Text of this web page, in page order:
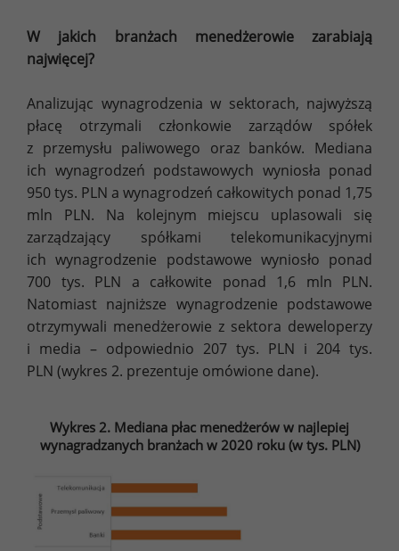
W jakich branżach menedżerowie zarabiają
najwięcej?
Analizując wynagrodzenia w sektorach, najwyższą
płacę otrzymali członkowie zarządów spółek
z przemysłu paliwowego oraz banków. Mediana
ich wynagrodzeń podstawowych wyniosła ponad
950 tys. PLN a wynagrodzeń całkowitych ponad 1,75
mln PLN. Na kolejnym miejscu uplasowali się
zarządzający spółkami telekomunikacyjnymi
ich wynagrodzenie podstawowe wyniosło ponad
700 tys. PLN a całkowite ponad 1,6 mln PLN.
Natomiast najniższe wynagrodzenie podstawowe
otrzymywali menedżerowie z sektora deweloperzy
i media – odpowiednio 207 tys. PLN i 204 tys.
PLN (wykres 2. prezentuje omówione dane).
Wykres 2. Mediana płac menedżerów w najlepiej
wynagradzanych branżach w 2020 roku (w tys. PLN)